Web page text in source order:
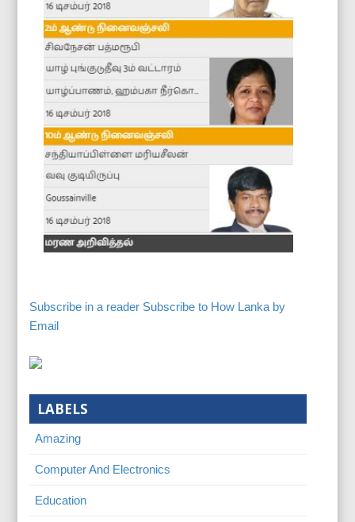
Subscribe in a reader Subscribe to How Lanka by
Email
LABELS
Amazing
Computer And Electronics
Education